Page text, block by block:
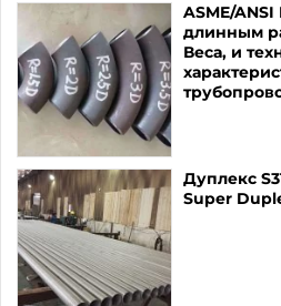
ASME/
длинным
Веса, и
Дуплекс
Super